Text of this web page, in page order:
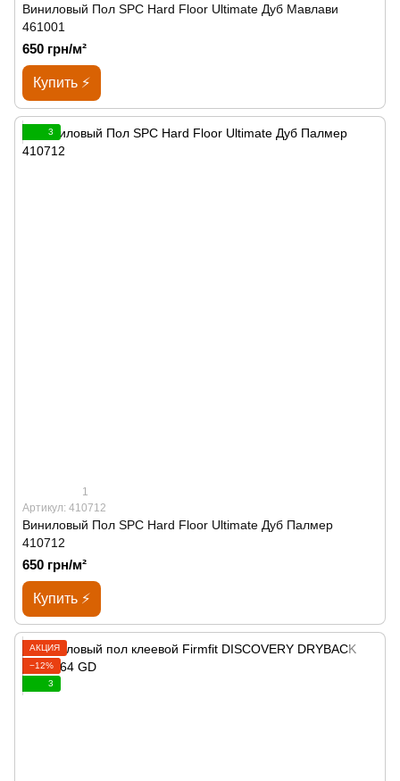
Виниловый Пол SPС Hard Floor Ultimate Дуб Мавлави
461001
650 грн/м²
Купить ⚡
3
1
Артикул: 410712
Виниловый Пол SPС Hard Floor Ultimate Дуб Палмер
410712
650 грн/м²
Купить ⚡
АКЦИЯ
−12%
3